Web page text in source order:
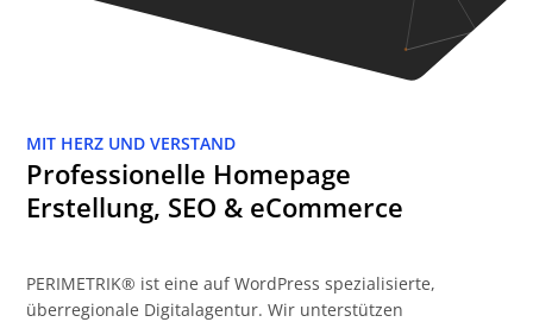
MIT HERZ UND VERSTAND
Professionelle Homepage
Erstellung, SEO & eCommerce
PERIMETRIK® ist eine auf WordPress spezialisierte,
überregionale Digitalagentur. Wir unterstützen